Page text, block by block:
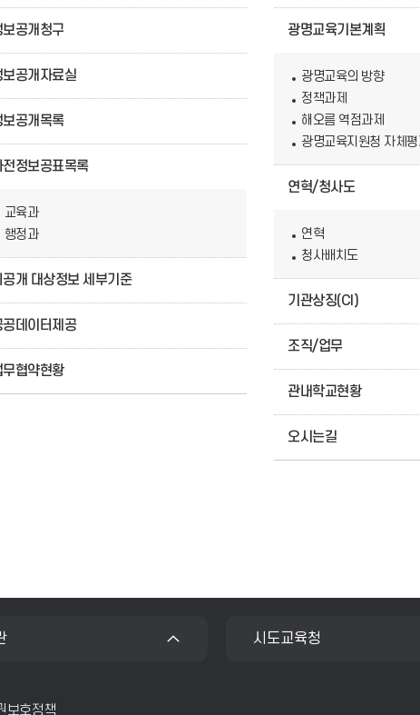
보공개청구
보공개자료실
보공개목록
전정보공표목록
교육과
행정과
공개 대상정보 세부기준
공데이터제공
무협약현황
광명교육기본계획
광명교육의 방향
정책과제
해오름 역점과제
광명교육지원청 자체
연혁/청사도
연혁
청사배치도
기관상징(CI)
조직/업무
관내학교현황
오시는길
시도교육청
보호정책